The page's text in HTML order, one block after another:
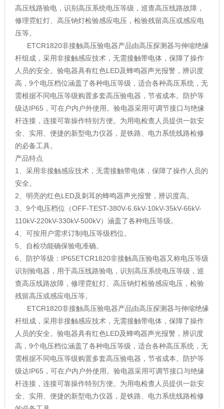
高压线路验电，识别高压系统电压等级，巡查高压线路故障，
修理霓虹灯、高压钠灯检验感应电压，检验残留高压或感应电
压等。
ETCR1820非接触高压验电器产品由高压探测器与伸缩绝缘
杆组成，采用非接触感应技术，无需接触带电体，保障了操作
人员的安全。验电器具有红色LED及蜂鸣器声光报警，辨识度
高，9个电压档位涵盖了各种电压等级，适合各种高压系统，无
需根据不同电压等级购置多套高压验电器，节省成本。防护等
级达IP65，可在户内户外使用。验电器采用可调节接口与绝缘
杆连接，连接可靠操作特别方便。为用电检查人员提供一款安
全、实用、便捷的新型电力仪器，是铁路、电力系统线路检修
的必备工具。
产品特点
1、采用非接触感应技术，无需接触带电体，保障了操作人员的
安全。
2、明亮的红色LED及刺耳的蜂鸣器声光报警，辨识度高。
3、9个电压档位（OFF-TEST-380V-6.6kV-10kV-35kV-66kV-
110kV-220kV-330kV-500kV）涵盖了各种电压等级。
4、可按用户需求订制电压等级档位。
5、自检功能确保验电准确。
6、防护等级：IP65ETCR1820非接触高压验电器又称电压等级
识别验电器，用于高压线路验电，识别高压系统电压等级，巡
查高压线路故障，修理霓虹灯、高压钠灯检验感应电压，检验
残留高压或感应电压等。
ETCR1820非接触高压验电器产品由高压探测器与伸缩绝缘
杆组成，采用非接触感应技术，无需接触带电体，保障了操作
人员的安全。验电器具有红色LED及蜂鸣器声光报警，辨识度
高，9个电压档位涵盖了各种电压等级，适合各种高压系统，无
需根据不同电压等级购置多套高压验电器，节省成本。防护等
级达IP65，可在户内户外使用。验电器采用可调节接口与绝缘
杆连接，连接可靠操作特别方便。为用电检查人员提供一款安
全、实用、便捷的新型电力仪器，是铁路、电力系统线路检修